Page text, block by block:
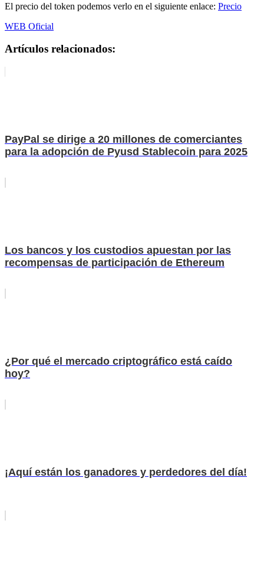
El precio del token podemos verlo en el siguiente enlace: Precio
WEB Oficial
Artículos relacionados:
PayPal se dirige a 20 millones de comerciantes
para la adopción de Pyusd Stablecoin para 2025
Los bancos y los custodios apuestan por las
recompensas de participación de Ethereum
¿Por qué el mercado criptográfico está caído
hoy?
¡Aquí están los ganadores y perdedores del día!